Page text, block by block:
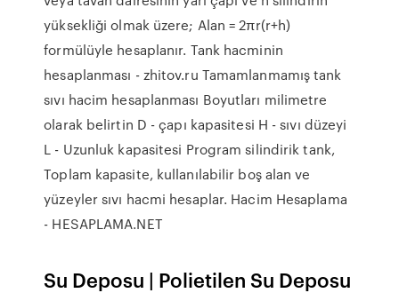
yüksekliği olmak üzere; Alan = 2πr(r+h)
formülüyle hesaplanır. Tank hacminin
hesaplanması - zhitov.ru Tamamlanmamış tank
sıvı hacim hesaplanması Boyutları milimetre
olarak belirtin D - çapı kapasitesi H - sıvı düzeyi
L - Uzunluk kapasitesi Program silindirik tank,
Toplam kapasite, kullanılabilir boş alan ve
yüzeyler sıvı hacmi hesaplar. Hacim Hesaplama
- HESAPLAMA.NET
Su Deposu | Polietilen Su Deposu